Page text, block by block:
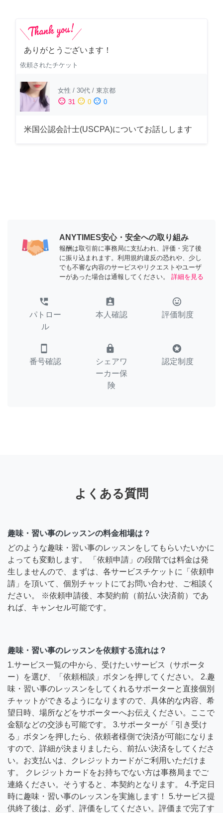
ありがとうございます！
依頼されたチケット
女性 / 30代 / 東京都
sentiment_satisfied 31 sentiment_neutral 0 sentiment_dissatisfied 0
米国公認会計士(USCPA)についてお話しします
ANYTIMES安心・安全への取り組み
報酬は取引前に事務局に支払われ、評価・完了後
に振り込まれます。利用規約違反の恐れや、少し
でも不審な内容のサービスやリクエストやユーザ
ーがあった場合は通報してください。
詳細を見る
perm_phone_msg
パトロー
ル
assignment_ind
本人確認
tag_faces
評価制度
smartphone
番号確認
lock
シェアワ
ーカー保
険
stars
認定制度
よくある質問
趣味・習い事のレッスンの料金相場は？
どのような趣味・習い事のレッスンをしてもらいたいかに
よっても変動します。 「依頼申請」の段階では料金は発
生しませんので、まずは、各サービスチケットに「依頼申
請」を頂いて、個別チャットにてお問い合わせ、ご相談く
ださい。 ※依頼申請後、本契約前（前払い決済前）であ
れば、キャンセル可能です。
趣味・習い事のレッスンを依頼する流れは？
1.サービス一覧の中から、受けたいサービス（サポータ
ー）を選び、「依頼相談」ボタンを押してください。 2.趣
味・習い事のレッスンをしてくれるサポーターと直接個別
チャットができるようになりますので、具体的な内容、希
望日時、場所などをサポーターへお伝えください。ここで
金額などの交渉も可能です。 3.サポーターが「引き受け
る」ボタンを押したら、依頼者様側で決済が可能になりま
すので、詳細が決まりましたら、前払い決済をしてくださ
い。お支払いは、クレジットカードがご利用いただけま
す。 クレジットカードをお持ちでない方は事務局までご
連絡ください。そうすると、本契約となります。 4.予定日
時に趣味・習い事のレッスンを実施します！ 5.サービス提
供終了後は、必ず、評価をしてください。評価まで完了す